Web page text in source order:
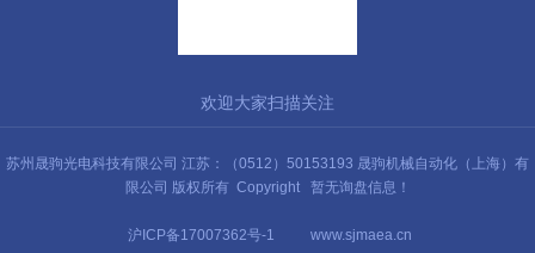
欢迎大家扫描关注
苏州晟驹光电科技有限公司 江苏：（0512）50153193 晟驹机械自动化（上海）有
限公司 版权所有 Copyright 暂无询盘信息！
沪ICP备17007362号-1 www.sjmaea.cn